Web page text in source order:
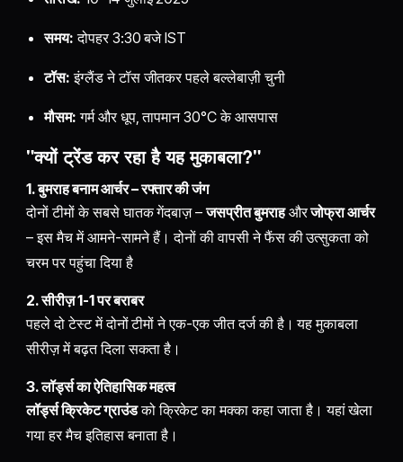
समय: दोपहर 3:30 बजे IST
टॉस: इंग्लैंड ने टॉस जीतकर पहले बल्लेबाज़ी चुनी
मौसम: गर्म और धूप, तापमान 30°C के आसपास
"क्यों ट्रेंड कर रहा है यह मुकाबला?"
1. बुमराह बनाम आर्चर – रफ्तार की जंग
दोनों टीमों के सबसे घातक गेंदबाज़ –जसप्रीत बुमराहऔरजोफ्रा आर्चर
– इस मैच में आमने-सामने हैं। दोनों की वापसी ने फैंस की उत्सुकता को
चरम पर पहुंचा दिया है
2. सीरीज़ 1-1 पर बराबर
पहले दो टेस्ट में दोनों टीमों ने एक-एक जीत दर्ज की है। यह मुकाबला
सीरीज़ में बढ़त दिला सकता है।
3. लॉर्ड्स का ऐतिहासिक महत्व
लॉर्ड्स क्रिकेट ग्राउंडको क्रिकेट का मक्का कहा जाता है। यहां खेला
गया हर मैच इतिहास बनाता है।